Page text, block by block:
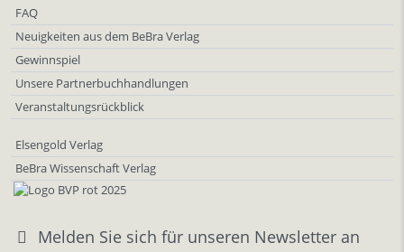
FAQ
Neuigkeiten aus dem BeBra Verlag
Gewinnspiel
Unsere Partnerbuchhandlungen
Veranstaltungsrückblick
Elsengold Verlag
BeBra Wissenschaft Verlag
Melden Sie sich für unseren Newsletter an